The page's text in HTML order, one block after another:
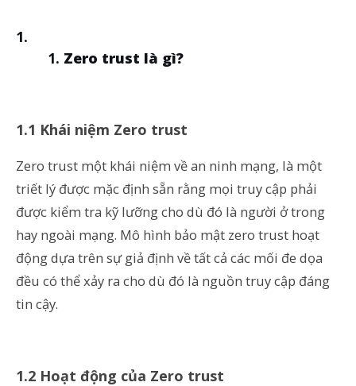
Zero trust là gì?
1.1 Khái niệm Zero trust
Zero trust một khái niệm về an ninh mạng, là một
triết lý được mặc định sẵn rằng mọi truy cập phải
được kiểm tra kỹ lưỡng cho dù đó là người ở trong
hay ngoài mạng. Mô hình bảo mật zero trust hoạt
động dựa trên sự giả định về tất cả các mối đe dọa
đều có thể xảy ra cho dù đó là nguồn truy cập đáng
tin cậy.
1.2 Hoạt động của Zero trust